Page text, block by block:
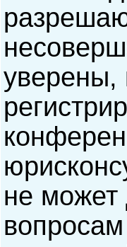
уверены,
не может